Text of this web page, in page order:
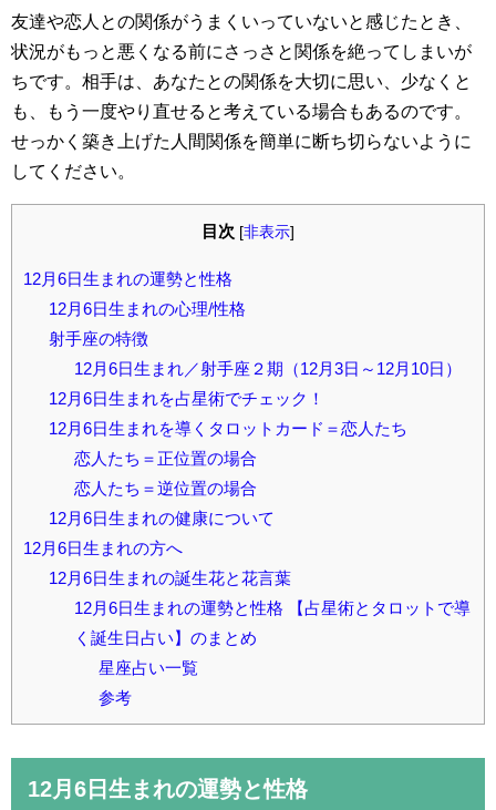
友達や恋人との関係がうまくいっていないと感じたとき、
状況がもっと悪くなる前にさっさと関係を絶ってしまいが
ちです。相手は、あなたとの関係を大切に思い、少なくと
も、もう一度やり直せると考えている場合もあるのです。
せっかく築き上げた人間関係を簡単に断ち切らないように
してください。
目次 [非表示]
12月6日生まれの運勢と性格
12月6日生まれの心理/性格
射手座の特徴
12月6日生まれ／射手座２期（12月3日～12月10日）
12月6日生まれを占星術でチェック！
12月6日生まれを導くタロットカード＝恋人たち
恋人たち＝正位置の場合
恋人たち＝逆位置の場合
12月6日生まれの健康について
12月6日生まれの方へ
12月6日生まれの誕生花と花言葉
12月6日生まれの運勢と性格 【占星術とタロットで導
く誕生日占い】のまとめ
星座占い一覧
参考
12月6日 生まれの運勢と性格